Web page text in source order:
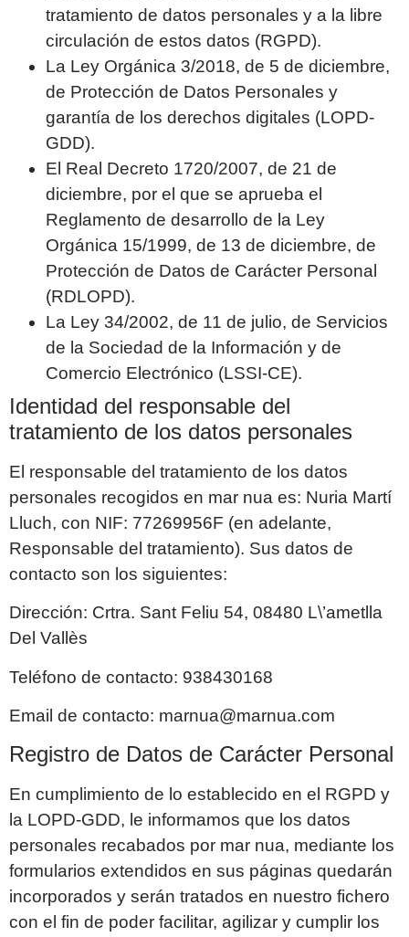
tratamiento de datos personales y a la libre
circulación de estos datos (RGPD).
La Ley Orgánica 3/2018, de 5 de diciembre,
de Protección de Datos Personales y
garantía de los derechos digitales (LOPD-
GDD).
El Real Decreto 1720/2007, de 21 de
diciembre, por el que se aprueba el
Reglamento de desarrollo de la Ley
Orgánica 15/1999, de 13 de diciembre, de
Protección de Datos de Carácter Personal
(RDLOPD).
La Ley 34/2002, de 11 de julio, de Servicios
de la Sociedad de la Información y de
Comercio Electrónico (LSSI-CE).
Identidad del responsable del
tratamiento de los datos personales
El responsable del tratamiento de los datos
personales recogidos en mar nua es: Nuria Martí
Lluch, con NIF: 77269956F (en adelante,
Responsable del tratamiento). Sus datos de
contacto son los siguientes:
Dirección: Crtra. Sant Feliu 54, 08480 L\’ametlla
Del Vallès
Teléfono de contacto: 938430168
Email de contacto: marnua@marnua.com
Registro de Datos de Carácter Personal
En cumplimiento de lo establecido en el RGPD y
la LOPD-GDD, le informamos que los datos
personales recabados por mar nua, mediante los
formularios extendidos en sus páginas quedarán
incorporados y serán tratados en nuestro fichero
con el fin de poder facilitar, agilizar y cumplir los